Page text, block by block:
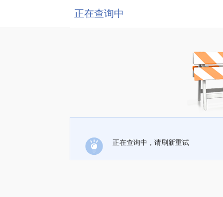
正在查询中
正在查询中，请刷新重试